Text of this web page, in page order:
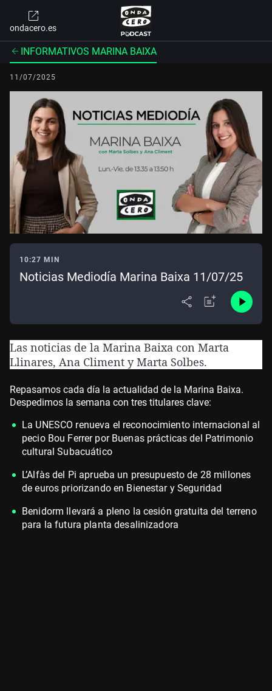
ondacero.es
INFORMATIVOS MARINA BAIXA
11/07/2025
10:27 MIN
Noticias Mediodía Marina Baixa 11/07/25
Las noticias de la Marina Baixa con Marta
Llinares, Ana Climent y Marta Solbes.
Repasamos cada día la actualidad de la Marina Baixa.
Despedimos la semana con tres titulares clave:
La UNESCO renueva el reconocimiento internacional al
pecio Bou Ferrer por Buenas prácticas del Patrimonio
cultural Subacuático
L’Alfàs del Pi aprueba un presupuesto de 28 millones
de euros priorizando en Bienestar y Seguridad
Benidorm llevará a pleno la cesión gratuita del terreno
para la futura planta desalinizadora